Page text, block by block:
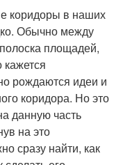
коридоры в наших
Обычно между
площадей,
рождаются идеи и
коридора. Но это
данную часть
на это
сразу найти, как